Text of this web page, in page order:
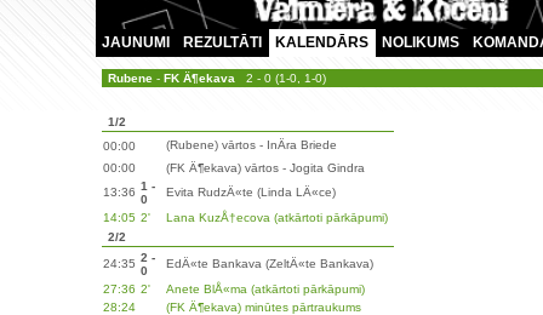
JAUNUMI REZULTĀTI KALENDĀRS NOLIKUMS
Rubene- FK Ä¶ekava 2 - 0 (1-0, 1-0)
1/2
00:00
(Rubene) vārtos - InÄra Briede
00:00
(FK Ä¶ekava) vārtos - Jogita Gindra
13:36 1 -
0
Evita RudzÄ«te (Linda LÄ«ce)
14:05 2'
Lana KuzÅ†ecova (atkārtoti pārkāpumi)
2/2
24:35 2 -
0
EdÄ«te Bankava (ZeltÄ«te Bankava)
27:36 2'
Anete BlÅ«ma (atkārtoti pārkāpumi)
28:24
(FK Ä¶ekava) minūtes pārtraukums